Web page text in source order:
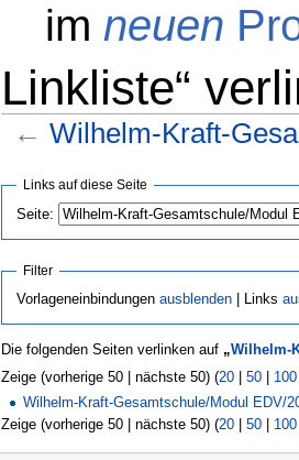
im neuen
Linkliste“
← Wilhelm-Kraft-
Links auf diese Seite
Seite:
Filter
Vorlageneinbindungen ausblenden| Links
Die folgenden Seiten verlinken auf „Wilhelm-
Zeige (vorherige 50 | nächste 50) (20 50 100
Wilhelm-Kraft-Gesamtschule/Modul EDV/
Zeige (vorherige 50 | nächste 50) (20 50 100